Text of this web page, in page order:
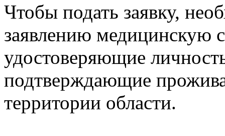
Чтобы подать заявку,
заявлению медицинскую
удостоверяющие
подтверждающие
территории области.